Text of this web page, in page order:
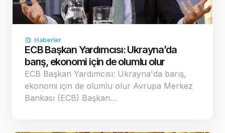
Haberler
ECB Başkan Yardımcısı: Ukrayna’da
barış, ekonomi için de olumlu olur
ECB Başkan Yardımcısı: Ukrayna'da barış,
ekonomi için de olumlu olur Avrupa Merkez
Bankası (ECB) Başkan…